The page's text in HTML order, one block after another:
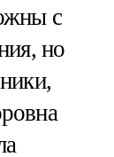
с
но